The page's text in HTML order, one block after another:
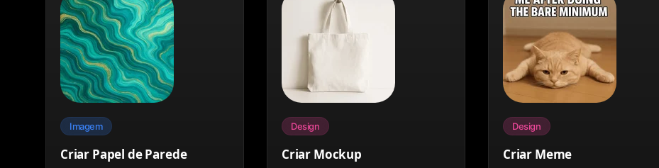
Imagem
Criar Papel de Parede
Design
Criar Mockup
Design
Criar Meme